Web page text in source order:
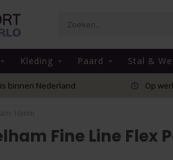
Kleding Paard Stal &
binnen Nederland Op
Fine Line Flex